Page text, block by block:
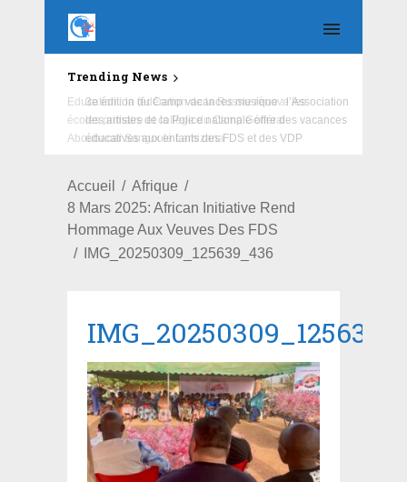
Trending News
Education : la fédération de la Russie rénove les
écoles primaire et collège du Camp Général
Aboubacar Sangoulé Lamizana
Accueil
Afrique
8 Mars 2025: African Initiative Rend
Hommage Aux Veuves Des FDS
IMG_20250309_125639_436